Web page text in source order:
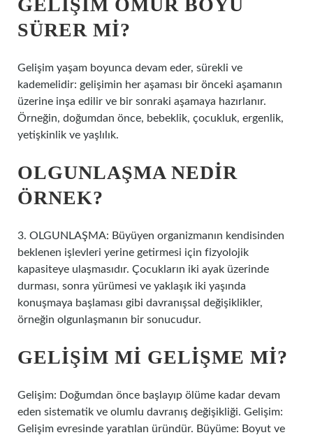
GELIŞIM ÖMÜR BOYU
SÜRER MI?
Gelişim yaşam boyunca devam eder, sürekli ve
kademelidir: gelişimin her aşaması bir önceki aşamanın
üzerine inşa edilir ve bir sonraki aşamaya hazırlanır.
Örneğin, doğumdan önce, bebeklik, çocukluk, ergenlik,
yetişkinlik ve yaşlılık.
OLGUNLAŞMA NEDIR
ÖRNEK?
3. OLGUNLAŞMA: Büyüyen organizmanın kendisinden
beklenen işlevleri yerine getirmesi için fizyolojik
kapasiteye ulaşmasıdır. Çocukların iki ayak üzerinde
durması, sonra yürümesi ve yaklaşık iki yaşında
konuşmaya başlaması gibi davranışsal değişiklikler,
örneğin olgunlaşmanın bir sonucudur.
GELIŞIM MI GELIŞME MI?
Gelişim: Doğumdan önce başlayıp ölüme kadar devam
eden sistematik ve olumlu davranış değişikliği. Gelişim:
Gelişim evresinde yaratılan üründür. Büyüme: Boyut ve